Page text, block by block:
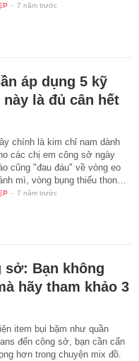
- 7 năm trước
áp dụng 5 kỹ
là đủ cân hết
chính là kim chỉ nam dành
các chị em công sở ngày
cũng "đau đáu" về vòng eo
mì, vòng bụng thiếu thon…
- 7 năm trước
sở: Bạn không
hãy tham khảo 3
item bụi bặm như quần
đến công sở, bạn cần cẩn
hơn trong chuyện mix đồ.